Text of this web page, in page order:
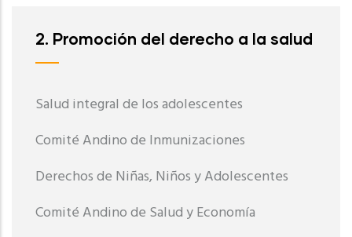
2. Promoción del derecho a la salud
Salud integral de los adolescentes
Comité Andino de Inmunizaciones
Derechos de Niñas, Niños y Adolescentes
Comité Andino de Salud y Economía